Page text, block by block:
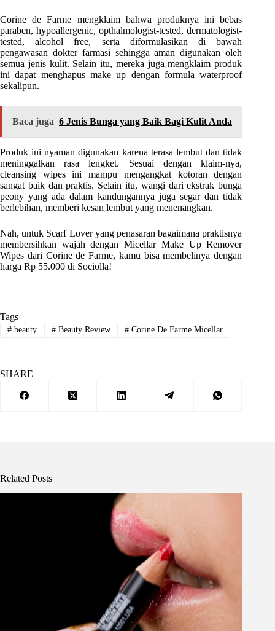
Corine de Farme mengklaim bahwa produknya ini bebas
paraben, hypoallergenic, opthalmologist-tested, dermatologist-
tested, alcohol free, serta diformulasikan di bawah
pengawasan dokter farmasi sehingga aman digunakan oleh
semua jenis kulit. Selain itu, mereka juga mengklaim produk
ini dapat menghapus make up dengan formula waterproof
sekalipun.
Baca juga 6 Jenis Bunga yang Baik Bagi Kulit Anda
Produk ini nyaman digunakan karena terasa lembut dan tidak
meninggalkan rasa lengket. Sesuai dengan klaim-nya,
cleansing wipes ini mampu mengangkat kotoran dengan
sangat baik dan praktis. Selain itu, wangi dari ekstrak bunga
peony yang ada dalam kandungannya juga segar dan tidak
berlebihan, memberi kesan lembut yang menenangkan.
Nah, untuk Scarf Lover yang penasaran bagaimana praktisnya
membersihkan wajah dengan Micellar Make Up Remover
Wipes dari Corine de Farme, kamu bisa membelinya dengan
harga Rp 55.000 di Sociolla!
Tags
#beauty #Beauty Review # Corine De Farme Micellar
SHARE
Related Posts